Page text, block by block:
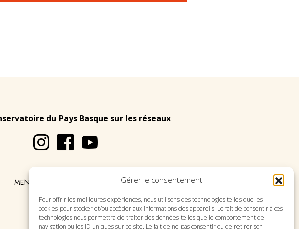
Gérer le consentement
Pour offrir les meilleures expériences, nous utilisons des technologies telles que les
cookies pour stocker et/ou accéder aux informations des appareils. Le fait de consentir à ces
technologies nous permettra de traiter des données telles que le comportement de
navigation ou les ID uniques sur ce site. Le fait de ne pas consentir ou de retirer son
du Pays Basque sur les réseaux
MENTIONS LÉGALES PLAN DU SITE